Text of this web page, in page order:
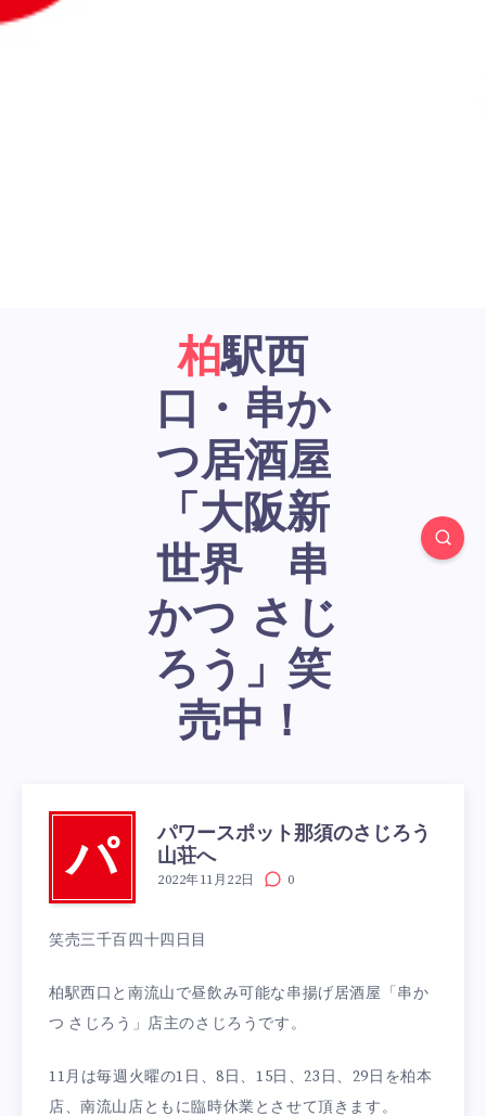
柏駅西
口・串か
つ居酒屋
「大阪新
世界 串
かつ さじ
ろう」笑
売中！
パ
パワースポット那須のさじろう
山荘へ
2022年11月22日 0
笑売三千百四十四日目
柏駅西口と南流山で昼飲み可能な串揚げ居酒屋「串か
つ さじろう」店主のさじろうです。
11月は毎週火曜の1日、8日、15日、23日、29日を柏本
店、南流山店ともに臨時休業とさせて頂きます。